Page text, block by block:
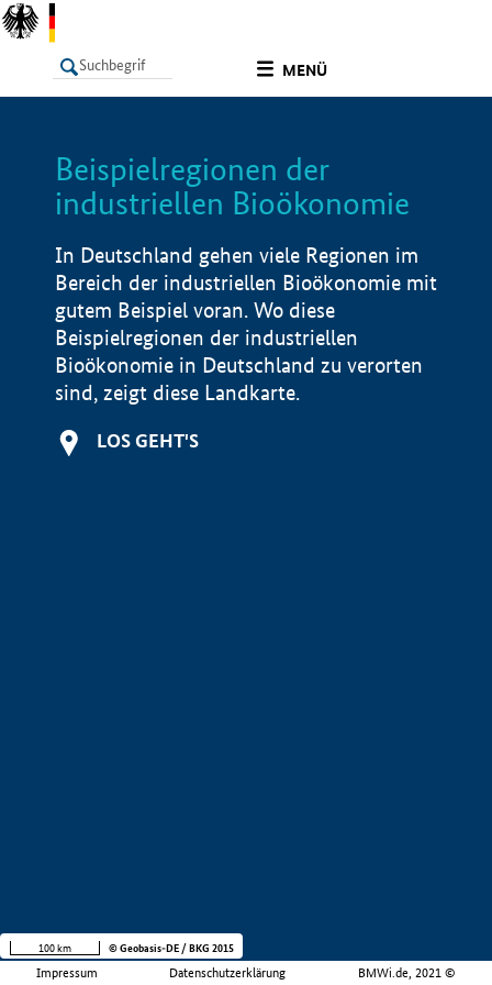
MENÜ
LISTE
Beispielregionen der
industriellen Bioökonomie
In Deutschland gehen viele Regionen im
Bereich der industriellen Bioökonomie mit
gutem Beispiel voran. Wo diese
Beispielregionen der industriellen
Bioökonomie in Deutschland zu verorten
sind, zeigt diese Landkarte.
LOS GEHT'S
Impressum Datenschutzerklärung BMWi.de, 2021 ©
100 km © Geobasis-DE / BKG 2015